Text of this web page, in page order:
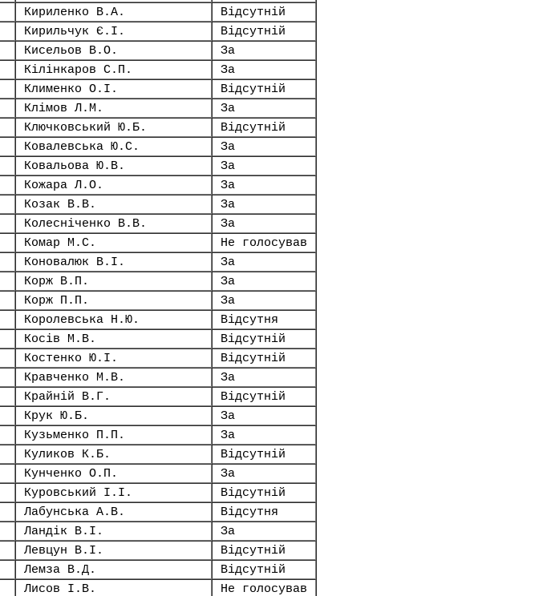
Кириленко В.А.
Відсутній
Кирильчук Є.І.
Відсутній
Кисельов В.О.
За
Кілінкаров С.П.
За
Клименко О.І.
Відсутній
Клімов Л.М.
За
Ключковський Ю.Б.
Відсутній
Ковалевська Ю.С.
За
Ковальова Ю.В.
За
Кожара Л.О.
За
Козак В.В.
За
Колесніченко В.В.
За
Комар М.С.
Не голосував
Коновалюк В.І.
За
Корж В.П.
За
Корж П.П.
За
Королевська Н.Ю.
Відсутня
Косів М.В.
Відсутній
Костенко Ю.І.
Відсутній
Кравченко М.В.
За
Крайній В.Г.
Відсутній
Крук Ю.Б.
За
Кузьменко П.П.
За
Куликов К.Б.
Відсутній
Кунченко О.П.
За
Куровський І.І.
Відсутній
Лабунська А.В.
Відсутня
Ландік В.І.
За
Левцун В.І.
Відсутній
Лемза В.Д.
Відсутній
Лисов І.В.
Не голосував